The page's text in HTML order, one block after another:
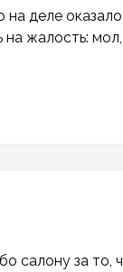
на деле
на жалость:
салону за